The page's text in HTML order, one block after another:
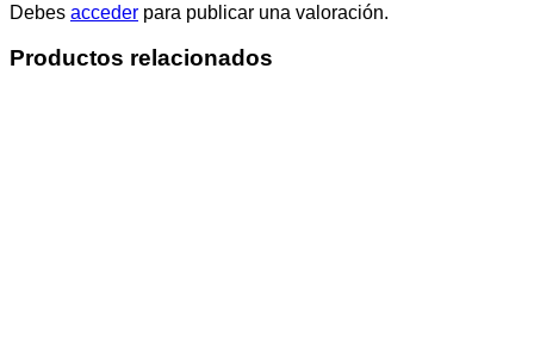
Debes acceder para publicar una valoración.
Productos relacionados